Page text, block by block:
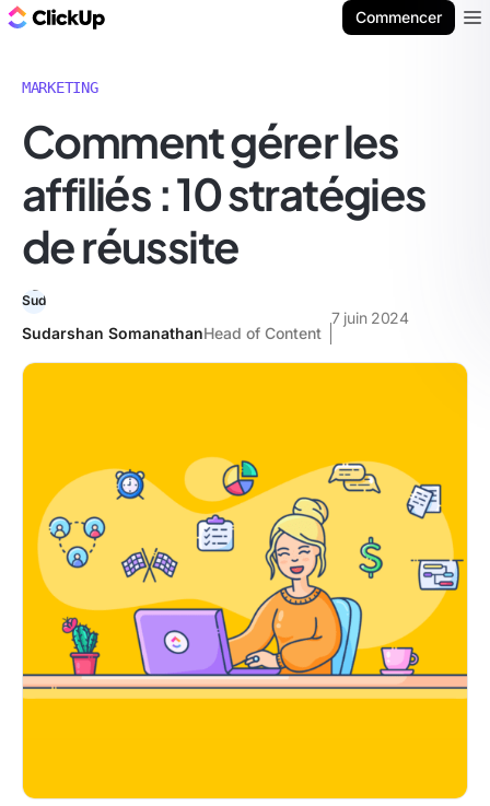
Commencer
MARKETING
Comment gérer les
affiliés : 10 stratégies
de réussite
Sudarshan SomanathanHead of Content
7 juin 2024